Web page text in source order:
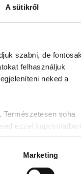
A sütikről
szabni, de fontosak
felhasználjuk
neked a
Természetesen soha
ezzel kapcsolatban.
Marketing